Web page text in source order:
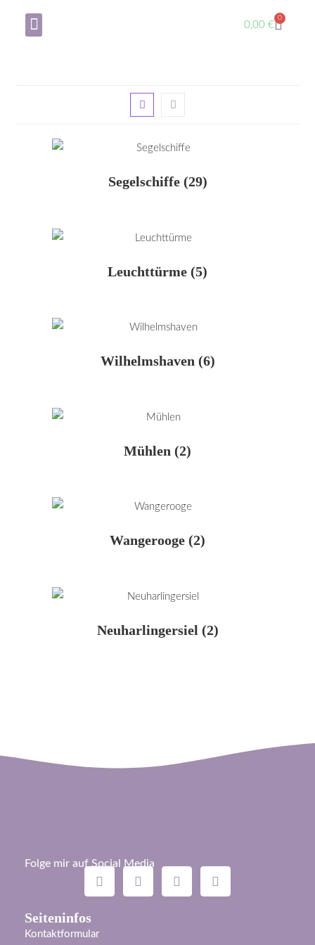
0,00 €
0
Segelschiffe (29)
Leuchttürme (5)
Wilhelmshaven (6)
Mühlen (2)
Wangerooge (2)
Neuharlingersiel (2)
Folge mir auf Social Media
Seiteninfos
Kontaktformular